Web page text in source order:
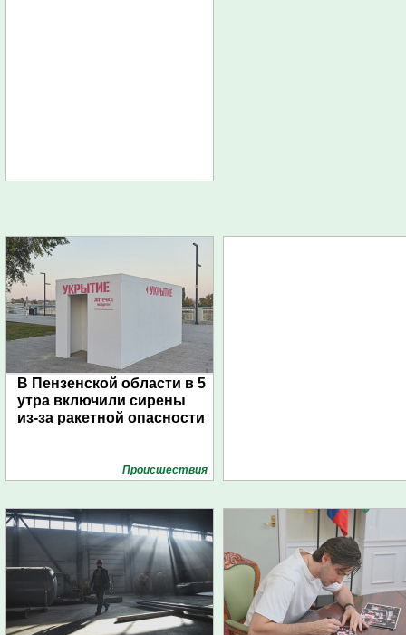
В Пензенской области в 5
утра включили сирены
из-за ракетной опасности
Проиcшествия